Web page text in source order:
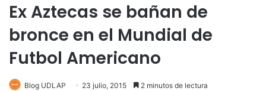
Ex Aztecas se bañan de
bronce en el Mundial de
Futbol Americano
Blog UDLAP 23 julio, 2015 2 minutos de lectura